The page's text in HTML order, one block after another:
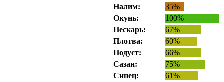
Налим:
35%
Окунь:
100%
Пескарь:
67%
Плотва:
60%
Подуст:
66%
Сазан:
75%
Синец:
61%